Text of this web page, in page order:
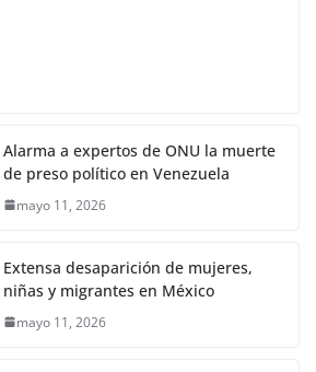
Alarma a expertos de ONU la muerte
de preso político en Venezuela
mayo 11, 2026
Extensa desaparición de mujeres,
niñas y migrantes en México
mayo 11, 2026